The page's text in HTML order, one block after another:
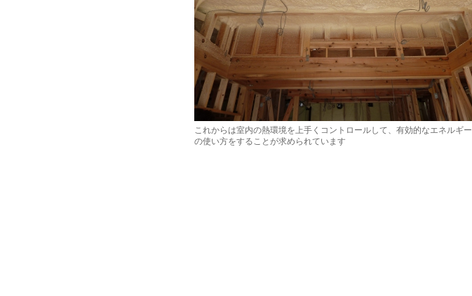
これからは室内の熱環境を上手くコントロールして、有効的なエネルギー
の使い方をすることが求められています